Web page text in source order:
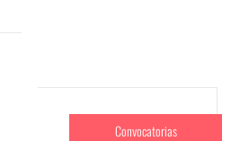
Convocatorias